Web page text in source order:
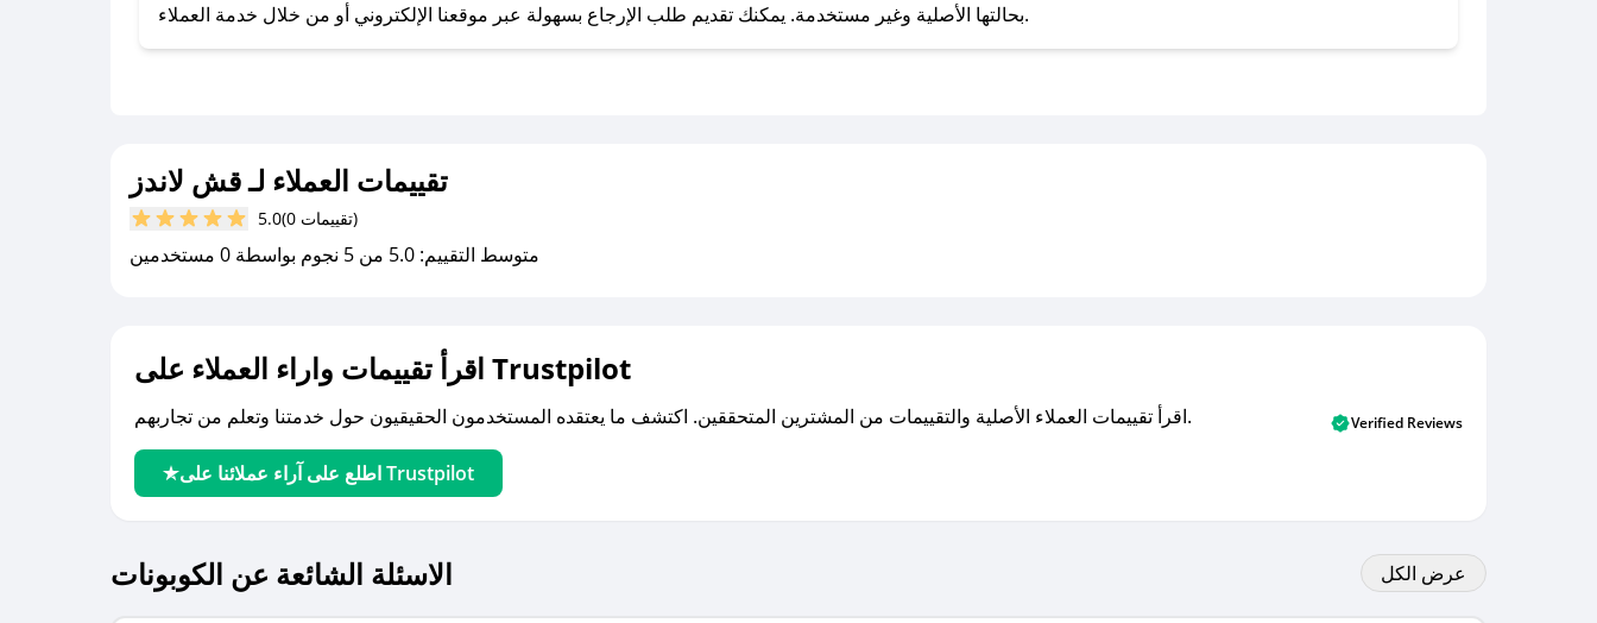
بحالتها الأصلية وغير مستخدمة. يمكنك تقديم طلب الإرجاع بسهولة عبر موقعنا الإلكتروني أو من خلال خدمة العملاء.
تقييمات العملاء لـ قش لاندز
5.0 (0 تقييمات)
متوسط التقييم: 5.0 من 5 نجوم بواسطة 0 مستخدمين
اقرأ تقييمات واراء العملاء على Trustpilot
اقرأ تقييمات العملاء الأصلية والتقييمات من المشترين المتحققين. اكتشف ما يعتقده المستخدمون الحقيقيون حول خدمتنا وتعلم من تجاربهم.
اطلع على آراء عملائنا على Trustpilot
Verified Reviews
الاسئلة الشائعة عن الكوبونات عرض الكل